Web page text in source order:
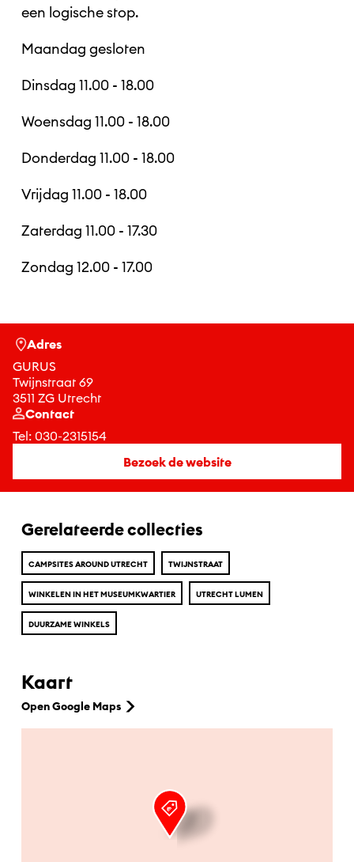
een logische stop.
Maandag gesloten
Dinsdag 11.00 - 18.00
Woensdag 11.00 - 18.00
Donderdag 11.00 - 18.00
Vrijdag 11.00 - 18.00
Zaterdag 11.00 - 17.30
Zondag 12.00 - 17.00
Adres
GURUS
Twijnstraat 69
3511 ZG Utrecht
Contact
Tel: 030-2315154
Bezoek de website
Gerelateerde collecties
CAMPSITES AROUND UTRECHT TWIJNSTRAAT
WINKELEN IN HET MUSEUMKWARTIER UTRECHT LUMEN
DUURZAME WINKELS
Kaart
Open Google Maps